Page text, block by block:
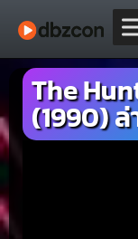
The
(1990)